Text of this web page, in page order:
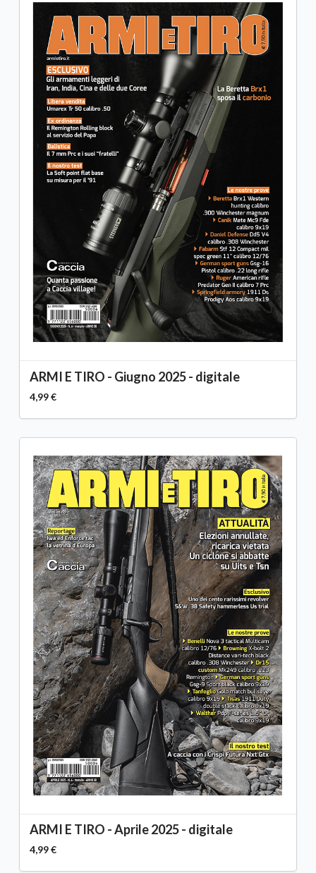
ARMI E TIRO - Giugno 2025 - digitale
4,99 €
ARMI E TIRO - Aprile 2025 - digitale
4,99 €